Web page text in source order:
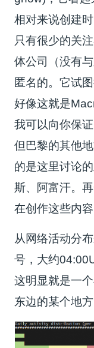
相对来说创建
只有很少的关
体公司（没有
匿名的。它试
好像这就是
我可以向你保
但巴黎的其他
的是这里讨论
斯、阿富汗。
在创作这些内容
从网络活动分
号，大约
这明显就是一
东边的某个地方